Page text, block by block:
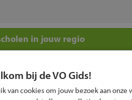
in jouw regio
past bij jou?
bij de VO Gids!
van cookies om jouw bezoek aan